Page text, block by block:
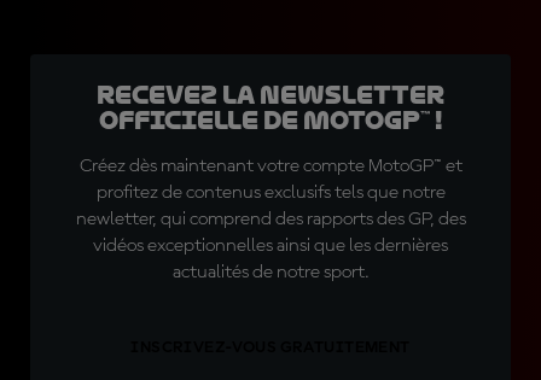
Recevez la Newsletter
officielle de MotoGP™ !
Créez dès maintenant votre compte MotoGP™ et
profitez de contenus exclusifs tels que notre
newletter, qui comprend des rapports des GP, des
vidéos exceptionnelles ainsi que les dernières
actualités de notre sport.